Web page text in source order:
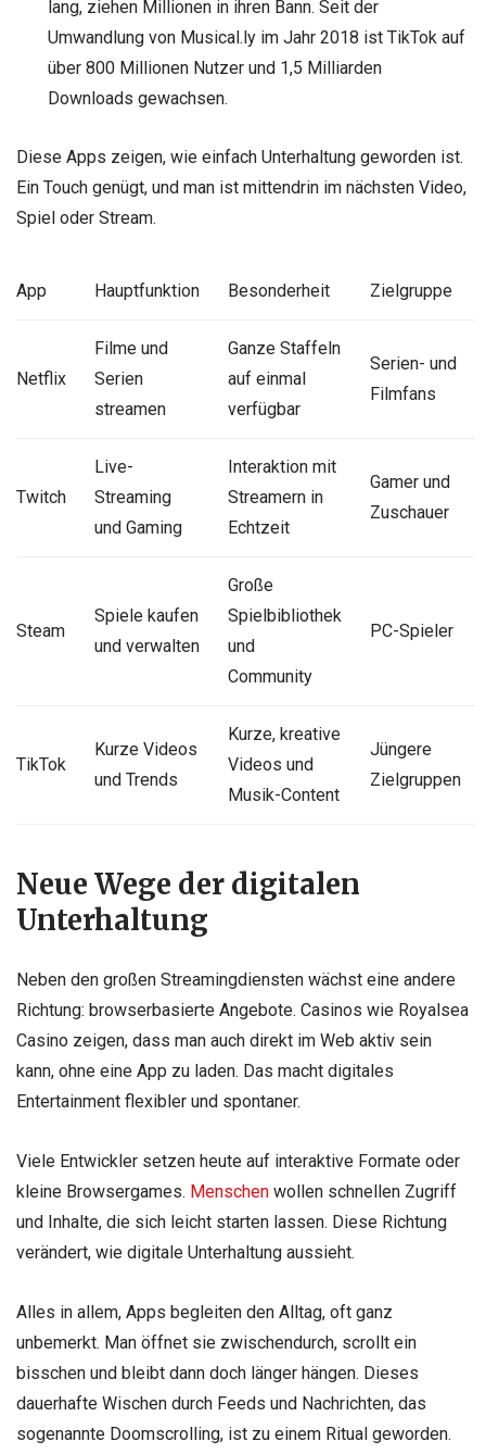
lang, ziehen Millionen in ihren Bann. Seit der
Umwandlung von Musical.ly im Jahr 2018 ist TikTok auf
über 800 Millionen Nutzer und 1,5 Milliarden
Downloads gewachsen.
Diese Apps zeigen, wie einfach Unterhaltung geworden ist.
Ein Touch genügt, und man ist mittendrin im nächsten Video,
Spiel oder Stream.
App Hauptfunktion Besonderheit Zielgruppe
Netflix
Filme und
Serien
streamen
Ganze Staffeln
auf einmal
verfügbar
Serien- und
Filmfans
Twitch
Live-
Streaming
und Gaming
Interaktion mit
Streamern in
Echtzeit
Gamer und
Zuschauer
Steam
Spiele kaufen
und verwalten
Große
Spielbibliothek
und
Community
PC-Spieler
TikTok
Kurze Videos
und Trends
Kurze, kreative
Videos und
Musik-Content
Jüngere
Zielgruppen
Neue Wege der digitalen
Unterhaltung
Neben den großen Streamingdiensten wächst eine andere
Richtung: browserbasierte Angebote. Casinos wie Royalsea
Casino zeigen, dass man auch direkt im Web aktiv sein
kann, ohne eine App zu laden. Das macht digitales
Entertainment flexibler und spontaner.
Viele Entwickler setzen heute auf interaktive Formate oder
kleine Browsergames. Menschen wollen schnellen Zugriff
und Inhalte, die sich leicht starten lassen. Diese Richtung
verändert, wie digitale Unterhaltung aussieht.
Alles in allem, Apps begleiten den Alltag, oft ganz
unbemerkt. Man öffnet sie zwischendurch, scrollt ein
bisschen und bleibt dann doch länger hängen. Dieses
dauerhafte Wischen durch Feeds und Nachrichten, das
sogenannte Doomscrolling, ist zu einem Ritual geworden.